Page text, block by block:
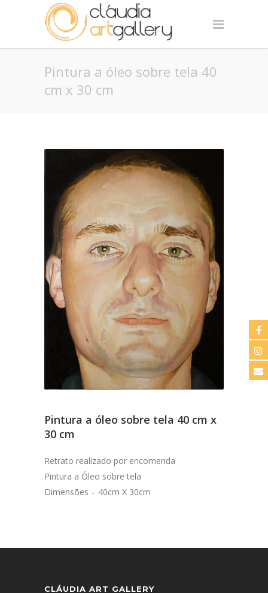
Pintura a óleo sobre tela 40
cm x 30 cm
Pintura a óleo sobre tela 40 cm x
30 cm
Retrato realizado por encomenda
Pintura a Óleo sobre tela
Dimensões – 40cm X 30cm
CLÁUDIA ART GALLERY